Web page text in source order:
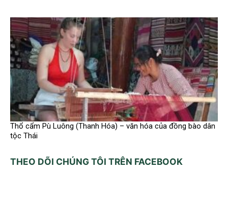
Thổ cẩm Pù Luông (Thanh Hóa) – văn hóa của đồng bào dân
tộc Thái
THEO DÕI CHÚNG TÔI TRÊN FACEBOOK